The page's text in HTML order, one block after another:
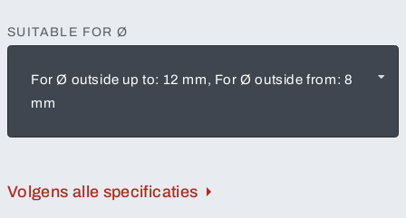
SUITABLE FOR Ø
For Ø outside up to: 12 mm, For Ø outside from: 8
mm
Volgens alle specificaties